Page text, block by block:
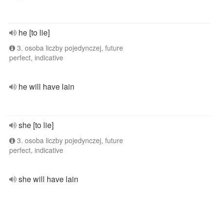
he [to lie]
3. osoba liczby pojedynczej, future
perfect, indicative
he will have lain
she [to lie]
3. osoba liczby pojedynczej, future
perfect, indicative
she will have lain